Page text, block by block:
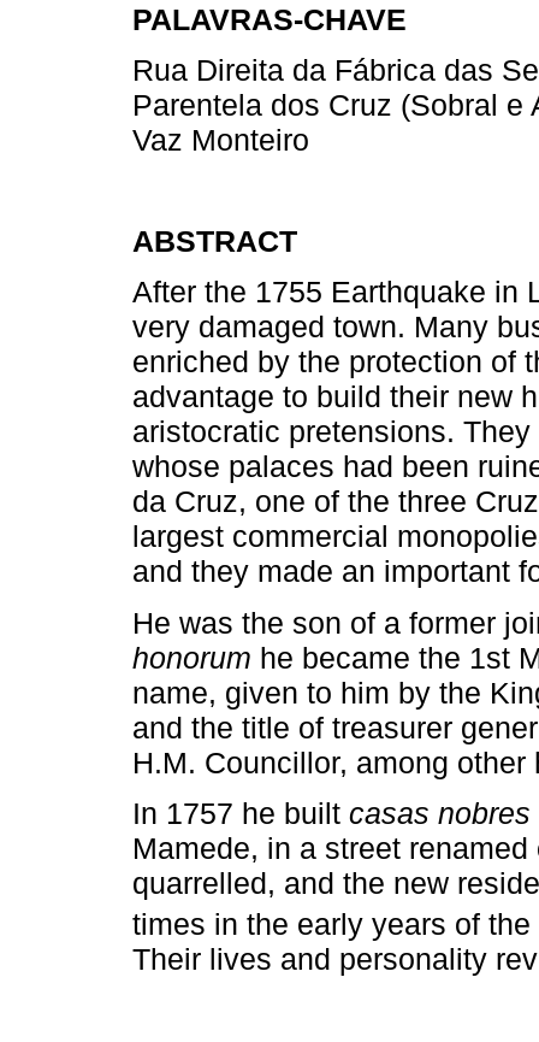
PALAVRAS-CHAVE
Rua Direita da Fábrica das
Parentela dos Cruz (Sobral e
Vaz Monteiro
ABSTRACT
After the 1755 Earthquake in
very damaged town. Many
enriched by the protection of
advantage to build their new
aristocratic pretensions.
whose palaces had been
da Cruz, one of the three
largest commercial
and they made an important
He was the son of a former
honorum he became the 1st
name, given to him by the
and the title of treasurer
H.M. Councillor, among other
In 1757 he built casas
Mamede, in a street
quarrelled, and the new
times in the early years of the
Their lives and personality